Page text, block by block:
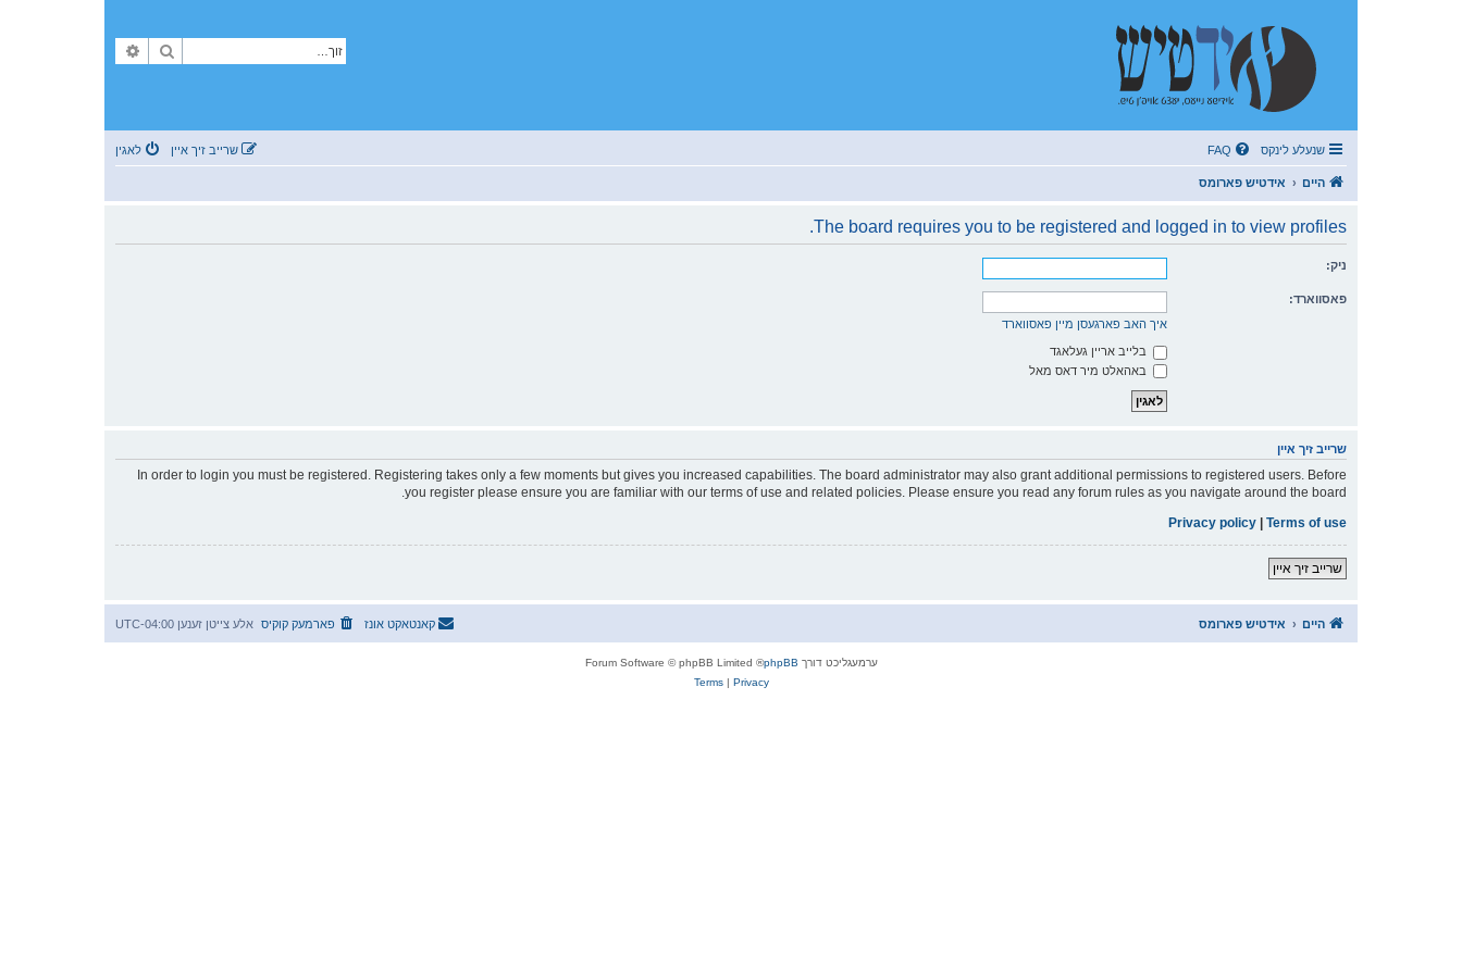
זוך
שנעלע לינקס FAQ לאגין שרייב זיך איין
היים אידטיש פארומס
The board requires you to be registered and logged in to view profiles.
ניק:
פאסווארד:
איך האב פארגעסן מיין פאסווארד
בלייב אריין געלאגד
באהאלט מיר דאס מאל
שרייב זיך איין
In order to login you must be registered. Registering takes only a few moments but gives you increased capabilities. The board administrator may also grant additional permissions to registered users. Before
you register please ensure you are familiar with our terms of use and related policies. Please ensure you read any forum rules as you navigate around the board.
Terms of use
|
Privacy policy
שרייב זיך איין
היים אידטיש פארומס אלע צייטן זענען UTC-04:00 פארמעק קוקיס קאנטאקט אונז
ערמעגליכט דורך phpBB
® Forum Software © phpBB Limited
Privacy
|
Terms